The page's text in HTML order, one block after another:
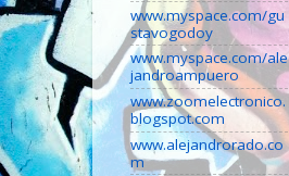
www.myspace.com/gu
stavogodoy
www.myspace.com/ale
jandroampuero
www.zoomelectronico.
blogspot.com
www.alejandrorado.co
m